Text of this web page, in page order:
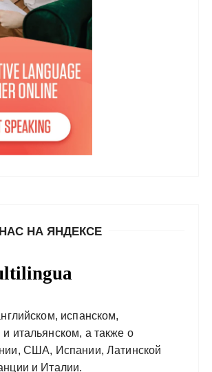
НА ЯНДЕКСЕ
испанском,
итальянском, а также о
США, Испании, Латинской
и Италии.